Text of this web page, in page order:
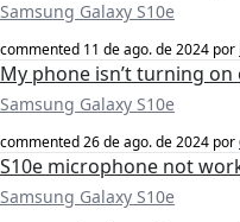
Samsung Galaxy S10e
commented 11 de ago. de 2024 por
My phone isn’t turning
Samsung Galaxy S10e
commented26 de ago. de 2024 por
S10e microphone not
Samsung Galaxy S10e